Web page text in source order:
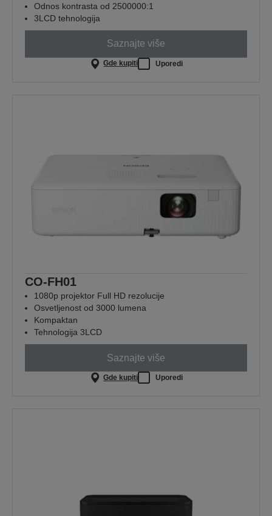
Odnos kontrasta od 2500000:1
3LCD tehnologija
Saznajte više
Gde kupiti Uporedi
CO-FH01
1080p projektor Full HD rezolucije
Osvetljenost od 3000 lumena
Kompaktan
Tehnologija 3LCD
Saznajte više
Gde kupiti Uporedi